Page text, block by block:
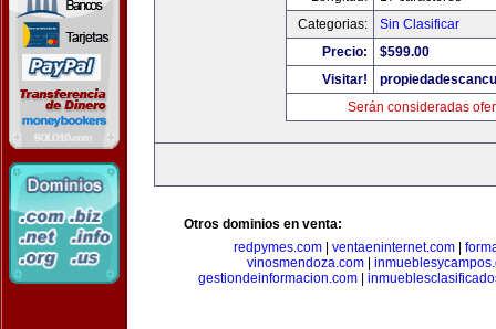
Categorias:
Sin Clasificar
Precio:
$599.00
Visitar!
Serán consideradas
Otros dominios en venta:
redpymes.com
ventaeninternet.com
vinosmendoza.com|
gestiondeinformacion.com